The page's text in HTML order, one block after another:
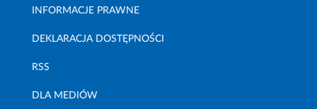
INFORMACJE PRAWNE
DEKLARACJA DOSTĘPNOŚCI
RSS
DLA MEDIÓW